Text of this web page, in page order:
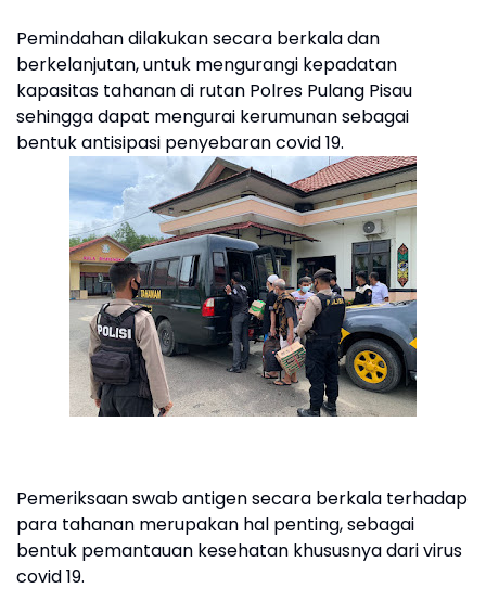
Pemindahan dilakukan secara berkala dan
berkelanjutan, untuk mengurangi kepadatan
kapasitas tahanan di rutan Polres Pulang Pisau
sehingga dapat mengurai kerumunan sebagai
bentuk antisipasi penyebaran covid 19.
Pemeriksaan swab antigen secara berkala terhadap
para tahanan merupakan hal penting, sebagai
bentuk pemantauan kesehatan khususnya dari virus
covid 19.